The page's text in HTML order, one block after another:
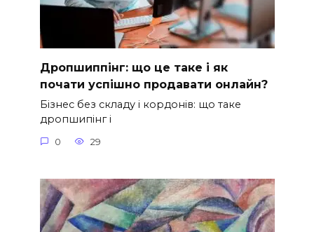
Дропшиппінг: що це таке і як
почати успішно продавати онлайн?
Бізнес без складу і кордонів: що таке
дропшипінг і
0 29